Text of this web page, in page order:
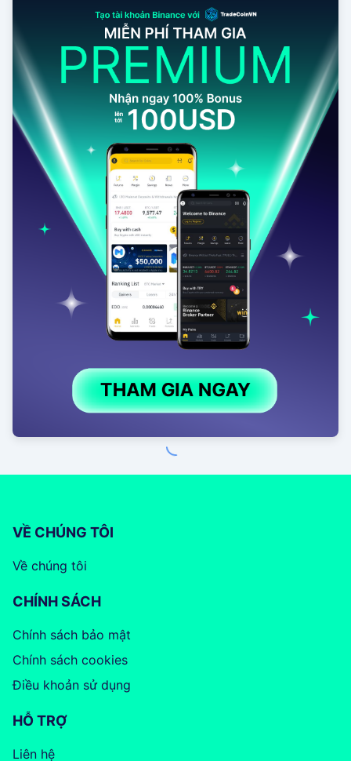
VỀ CHÚNG TÔI
Về chúng tôi
CHÍNH SÁCH
Chính sách bảo mật
Chính sách cookies
Điều khoản sử dụng
HỖ TRỢ
Liên hệ